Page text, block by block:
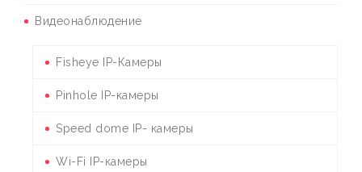
Видеонаблюдение
Fisheye IP-Камеры
Pinhole IP-камеры
Speed dome IP- камеры
Wi-Fi IP-камеры